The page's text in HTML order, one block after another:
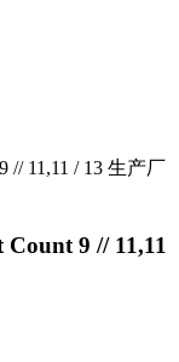
Count 9 // 11,11